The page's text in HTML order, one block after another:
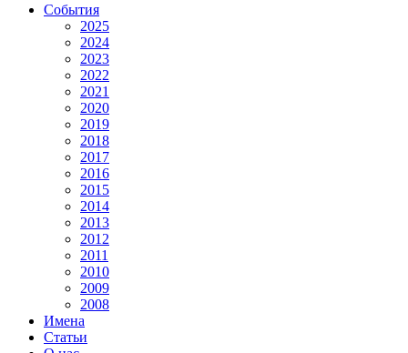
События
2025
2024
2023
2022
2021
2020
2019
2018
2017
2016
2015
2014
2013
2012
2011
2010
2009
2008
Имена
Статьи